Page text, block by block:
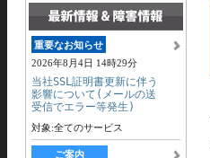
重要なお知らせ
2026年8月4日 14時29分
当社SSL証明書更新に伴う
影響について(メールの送
受信でエラー等発生)
対象:全てのサービス
ご案内